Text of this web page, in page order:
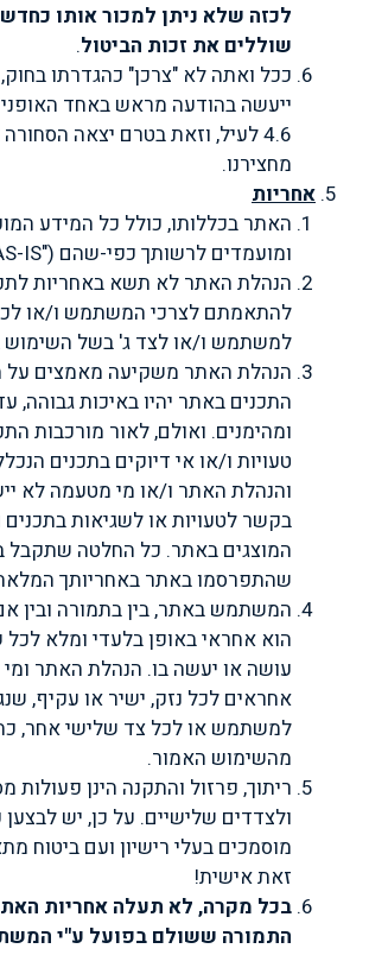
לכזה שלא ניתן למכור אותו
שוללים את זכות הביטול.
ככל ואתה לא "צרכן" כהגדרתו
ייעשה בהודעה מראש באחד
4.6 לעיל, וזאת בטרם יצאה
מחצירנו.
אחריות
האתר בכללותו, כולל כל המידע
ומועמדים לרשותך כפי-שהם ("IS
הנהלת האתר לא תשא באחריות
להתאמתם לצרכי המשתמש ו/או
למשתמש ו/או לצד ג' בשל
הנהלת האתר משקיעה מאמצים על
התכנים באתר יהיו באיכות גבוהה,
ומהימנים. ואולם, לאור מורכבות
טעויות ו/או אי דיוקים בתכנים
והנהלת האתר ו/או מי מטעמה לא
בקשר לטעויות או לשגיאות בתכנים
המוצגים באתר. כל החלטה שתקבל
שהתפרסמו באתר באחריותך
המשתמש באתר, בין בתמורה ובין
הוא אחראי באופן בלעדי ומלא
עושה או יעשה בו. הנהלת האתר
אחראים לכל נזק, ישיר או עקיף,
למשתמש או לכל צד שלישי אחר,
מהשימוש האמור.
ריתוך, פרזול והתקנה הינן פעולות
ולצדדים שלישיים. על כן, יש
מוסמכים בעלי רישיון ועם ביטוח
זאת אישית!
בכל מקרה, לא תעלה אחריות
התמורה ששולם בפועל ע"י